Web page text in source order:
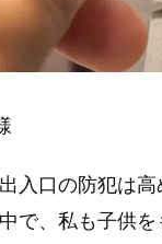
入口の防犯は
で、私も子供